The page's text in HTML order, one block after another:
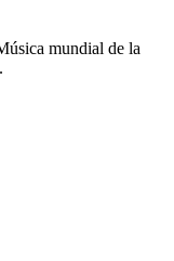
mundial de la